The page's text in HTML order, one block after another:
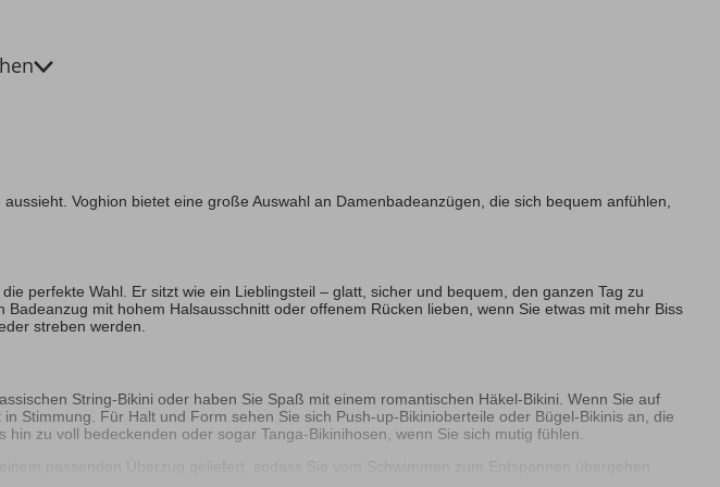
Voghion bietet eine große Auswahl an Damenbadeanzügen, die sich bequem anfühlen,
perfekte Wahl. Er sitzt wie ein Lieblingsteil – glatt, sicher und bequem, den ganzen Tag zu
mit hohem Halsausschnitt oder offenem Rücken lieben, wenn Sie etwas mit mehr Biss
streben werden.
String-Bikini oder haben Sie Spaß mit einem romantischen Häkel-Bikini. Wenn Sie auf
Stimmung. Für Halt und Form sehen Sie sich Push-up-Bikinioberteile oder Bügel-Bikinis an, die
zu voll bedeckenden oder sogar Tanga-Bikinihosen, wenn Sie sich mutig fühlen.
passenden Überzug geliefert, sodass Sie vom Schwimmen zum Entspannen übergehen